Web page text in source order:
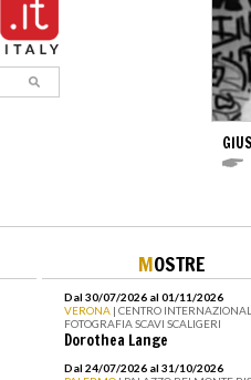
MOSTRE
Dal 30/07/2026 al 01/11/2026
VERONA | CENTRO
FOTOGRAFIA SCAVI SCALIGERI
Dorothea Lange
Dal 24/07/2026 al 31/10/2026